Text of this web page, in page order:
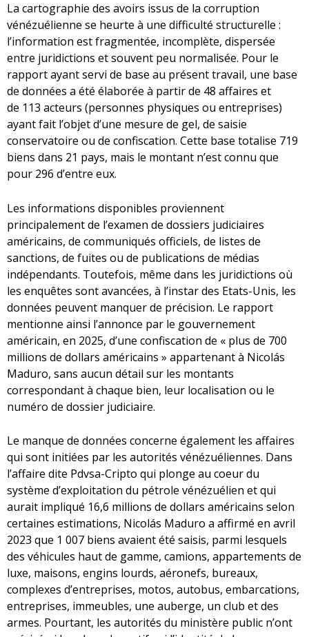
La cartographie des avoirs issus de la corruption
vénézuélienne se heurte à une difficulté structurelle :
l’information est fragmentée, incomplète, dispersée
entre juridictions et souvent peu normalisée. Pour le
rapport ayant servi de base au présent travail, une base
de données a été élaborée à partir de 48 affaires et
de 113 acteurs (personnes physiques ou entreprises)
ayant fait l’objet d’une mesure de gel, de saisie
conservatoire ou de confiscation. Cette base totalise 719
biens dans 21 pays, mais le montant n’est connu que
pour 296 d’entre eux.
Les informations disponibles proviennent
principalement de l’examen de dossiers judiciaires
américains, de communiqués officiels, de listes de
sanctions, de fuites ou de publications de médias
indépendants. Toutefois, même dans les juridictions où
les enquêtes sont avancées, à l’instar des Etats-Unis, les
données peuvent manquer de précision. Le rapport
mentionne ainsi l’annonce par le gouvernement
américain, en 2025, d’une confiscation de « plus de 700
millions de dollars américains » appartenant à Nicolás
Maduro, sans aucun détail sur les montants
correspondant à chaque bien, leur localisation ou le
numéro de dossier judiciaire.
Le manque de données concerne également les affaires
qui sont initiées par les autorités vénézuéliennes. Dans
l’affaire dite Pdvsa-Cripto qui plonge au coeur du
système d’exploitation du pétrole vénézuélien et qui
aurait impliqué 16,6 millions de dollars américains selon
certaines estimations, Nicolás Maduro a affirmé en avril
2023 que 1 007 biens avaient été saisis, parmi lesquels
des véhicules haut de gamme, camions, appartements de
luxe, maisons, engins lourds, aéronefs, bureaux,
complexes d’entreprises, motos, autobus, embarcations,
entreprises, immeubles, une auberge, un club et des
armes. Pourtant, les autorités du ministère public n’ont